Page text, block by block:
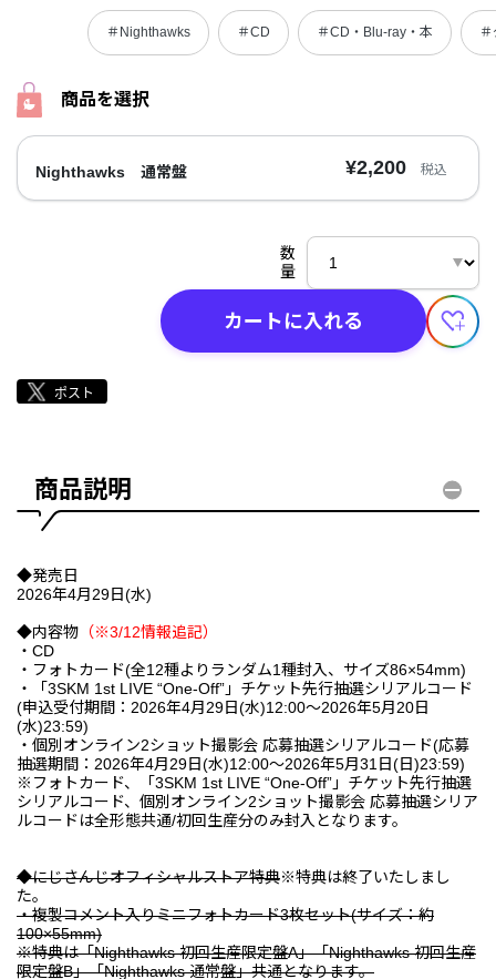
＃Nighthawks ＃CD ＃CD・Blu-ray・本
商品を選択
Nighthawks 通常盤 ¥2,200 税込
数
量
カートに入れる
商品説明
◆発売日
2026年4月29日(水)
◆内容物 （※3/12情報追記）
・CD
・フォトカード(全12種よりランダム1種封入、サイズ86×54mm)
・「3SKM 1st LIVE “One-Off”」チケット先行抽選シリアルコード
(申込受付期間：2026年4月29日(水)12:00〜2026年5月20日
(水)23:59)
・個別オンライン2ショット撮影会 応募抽選シリアルコード(応募
抽選期間：2026年4月29日(水)12:00〜2026年5月31日(日)23:59)
※フォトカード、「3SKM 1st LIVE “One-Off”」チケット先行抽選
シリアルコード、個別オンライン2ショット撮影会 応募抽選シリア
ルコードは全形態共通/初回生産分のみ封入となります。
◆にじさんじオフィシャルストア特典※特典は終了いたしまし
た。
・複製コメント入りミニフォトカード3枚セット(サイズ：約
100×55mm)
※特典は「Nighthawks 初回生産限定盤A」「Nighthawks 初回生産
限定盤B」「Nighthawks 通常盤」共通となります。